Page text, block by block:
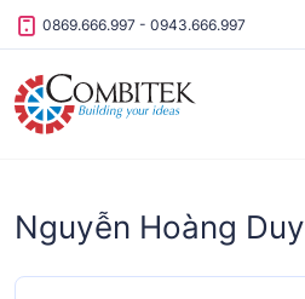
Skip to content
0869.666.997 - 0943.666.997
Nguyễn Hoàng Duy